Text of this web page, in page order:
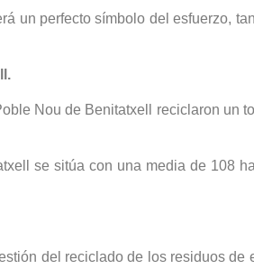
un perfecto símbolo del esfuerzo,
Nou de Benitatxell reciclaron un
se sitúa con una media de 108
del reciclado de los residuos